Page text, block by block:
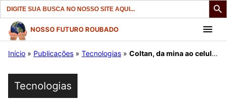
Search
for:
Pular
para
conteúdo
NOSSO FUTURO ROUBADO
Início » Publicações » Tecnologias » Coltan, da mina ao celular.
Tecnologias